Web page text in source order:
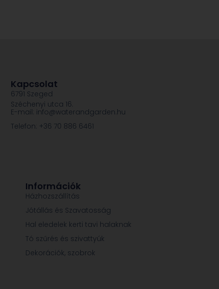
Információk
Házhozszállítás
Jótállás és Szavatosság
Hal eledelek kerti tavi halaknak
Tó szűrés és szivattyúk
Dekorációk, szobrok
Kapcsolat
6791 Szeged
Széchenyi utca 16.
E-mail: info@waterandgarden.hu
Telefon: +36 70 886 6461